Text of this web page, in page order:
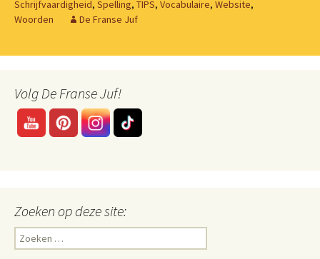
Schrijfvaardigheid, Spelling, TIPS, Vocabulaire, Website,
Woorden
De Franse Juf
Volg De Franse Juf!
Zoeken op deze site:
Zoeken
naar: